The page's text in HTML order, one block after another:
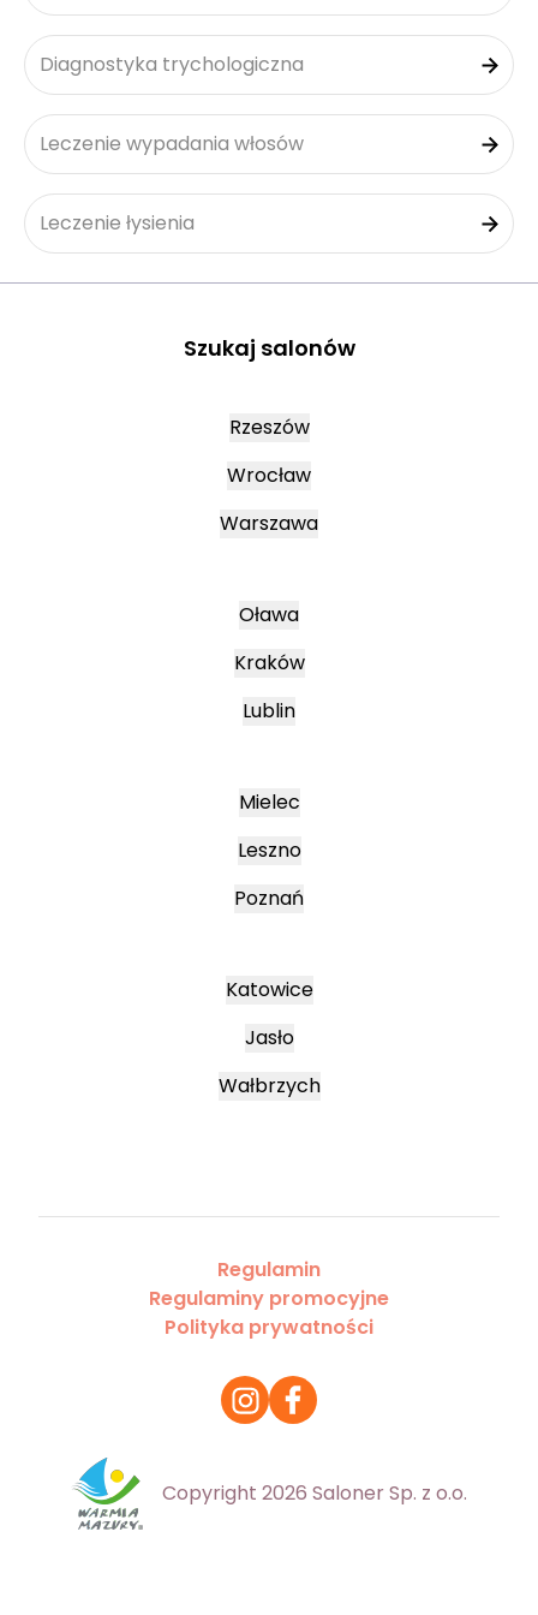
Diagnostyka trychologiczna
Leczenie wypadania włosów
Leczenie łysienia
Szukaj salonów
Rzeszów
Wrocław
Warszawa
Oława
Kraków
Lublin
Mielec
Leszno
Poznań
Katowice
Jasło
Wałbrzych
Regulamin
Regulaminy promocyjne
Polityka prywatności
Copyright 2026 Saloner Sp. z o.o.